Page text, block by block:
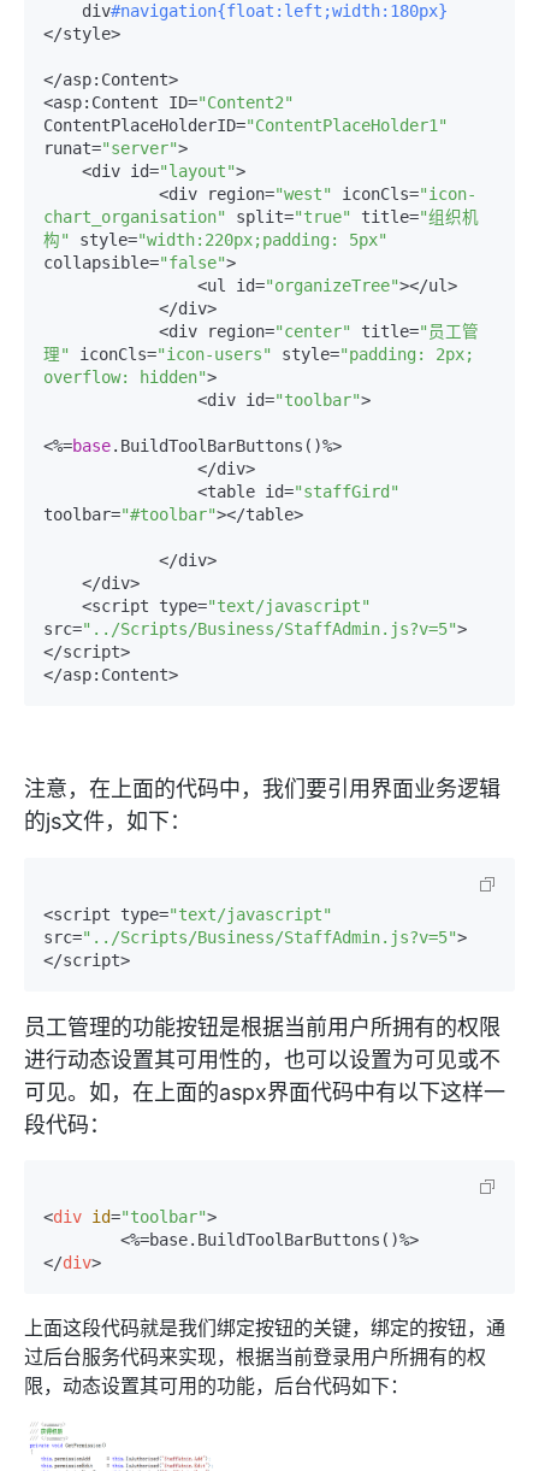
    div
#navigation{float:left;width:180px}
</style>
</asp:Content>
<asp:Content ID="Content2"
ContentPlaceHolderID="ContentPlaceHolder1"
runat="server">
    <div id=
"layout">
            <div region=
"west" iconCls="icon-
chart_organisation"
split="true" title="组织机
构"
style="width:220px;padding: 5px"
collapsible="false">
                <ul id=
"organizeTree"></ul>
            <div region=
"center" title="员工管
理"
iconCls="icon-users" style="padding: 2px;
overflow: hidden">
                <div id=
"toolbar">
<%=base.BuildToolBarButtons()%>
                <table id=
"staffGird"
toolbar="#toolbar"></table>
    <script type=
"text/javascript"
src="../Scripts/Business/StaffAdmin.js?v=5">
</script>
注意，在上面的代码中，我们要引用界面业务逻辑
的js文件，如下：
<script type="text/javascript"
src="../Scripts/Business/StaffAdmin.js?v=5">
</script>
员工管理的功能按钮是根据当前用户所拥有的权限
进行动态设置其可用性的，也可以设置为可见或不
可见。如，在上面的aspx界面代码中有以下这样一
段代码：
<div id="toolbar">
</div>
上面这段代码就是我们绑定按钮的关键，绑定的按钮，通
过后台服务代码来实现，根据当前登录用户所拥有的权
限，动态设置其可用的功能，后台代码如下：